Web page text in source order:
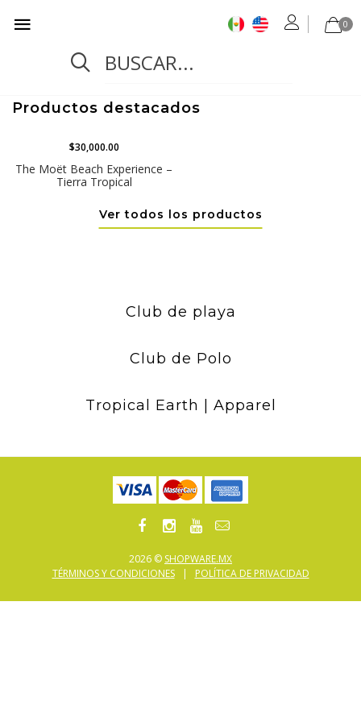
0
Productos destacados
The Moët Beach Experience –
Tierra Tropical
$30,000.00
Ver todos los productos
Club de playa
Club de Polo
Tropical Earth | Apparel
2026 © SHOPWARE.MX
TÉRMINOS Y CONDICIONES
| POLÍTICA DE PRIVACIDAD